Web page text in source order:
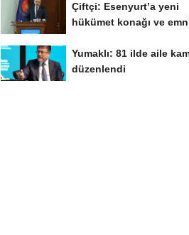
Çiftçi: Esenyurt’a yeni
hükümet konağı ve
Yumaklı: 81 ilde aile
düzenlendi